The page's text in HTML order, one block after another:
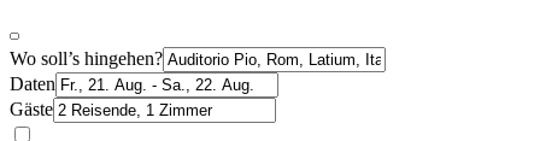
Wo soll’s hingehen?
Daten
Gäste